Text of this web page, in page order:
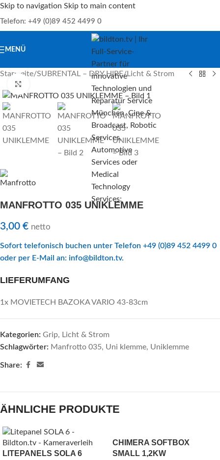
Skip to navigation Skip to main content
Telefon: +49 (0)89 452 4499 0
MENÜ
Startseite/SUBRENTAL – DRY HIRE/Licht & Strom
MANFROTTO 035 UNIKLEMME
3,00 € netto
Sofort telefonisch buchen unter Telefon +49 (0)89 452 4499 0
oder per E-Mail an: info@bildton.tv.
LIEFERUMFANG
1x MOVIETECH BAZOKA VARIO 43-83cm
Kategorien: Grip, Licht & Strom
Schlagwörter: Manfrotto 035, Uni klemme, Uniklemme
Share:
ÄHNLICHE PRODUKTE
LITEPANELS SOLA 6
CHIMERA SOFTBOX
SMALL 1,2KW